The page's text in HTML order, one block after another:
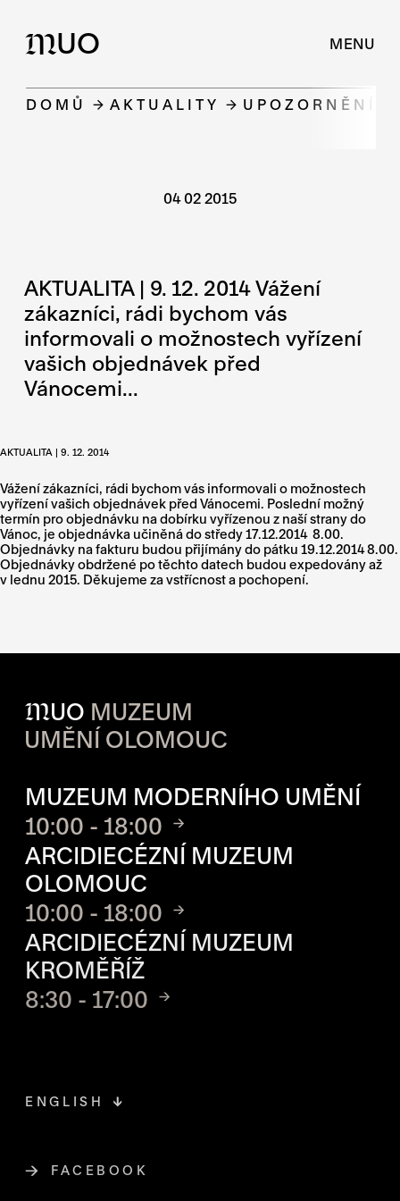
MUO MENU
DOMŮ AKTUALITY UPOZORNĚNÍ
04 02 2015
AKTUALITA | 9. 12. 2014 Vážení
zákazníci, rádi bychom vás
informovali o možnostech vyřízení
vašich objednávek před
Vánocemi...
AKTUALITA | 9. 12. 2014
Vážení zákazníci, rádi bychom vás informovali o možnostech
vyřízení vašich objednávek před Vánocemi. Poslední možný
termín pro objednávku na dobírku vyřízenou z naší strany do
Vánoc, je objednávka učiněná do středy 17.12.2014 8.00.
Objednávky na fakturu budou přijímány do pátku 19.12.2014 8.00.
Objednávky obdržené po těchto datech budou expedovány až
v lednu 2015. Děkujeme za vstřícnost a pochopení.
MUO MUZEUM
UMĚNÍ OLOMOUC
MUZEUM MODERNÍHO UMĚNÍ
10:00 - 18:00
ARCIDIECÉZNÍ MUZEUM
OLOMOUC
10:00 - 18:00
ARCIDIECÉZNÍ MUZEUM
KROMĚŘÍŽ
8:30 - 17:00
FACEBOOKODKAZ SE OTEVŘE NA NOVÉ
ENGLISH